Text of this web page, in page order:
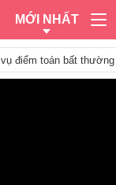
MỚI NHẤT
vụ điểm toán bất